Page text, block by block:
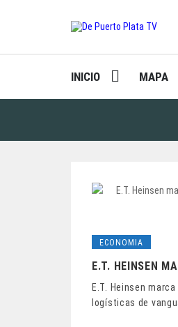
INICIO MAPA
ECONOMIA
E.T. HEINSEN
E.T. Heinsen
logísticas de